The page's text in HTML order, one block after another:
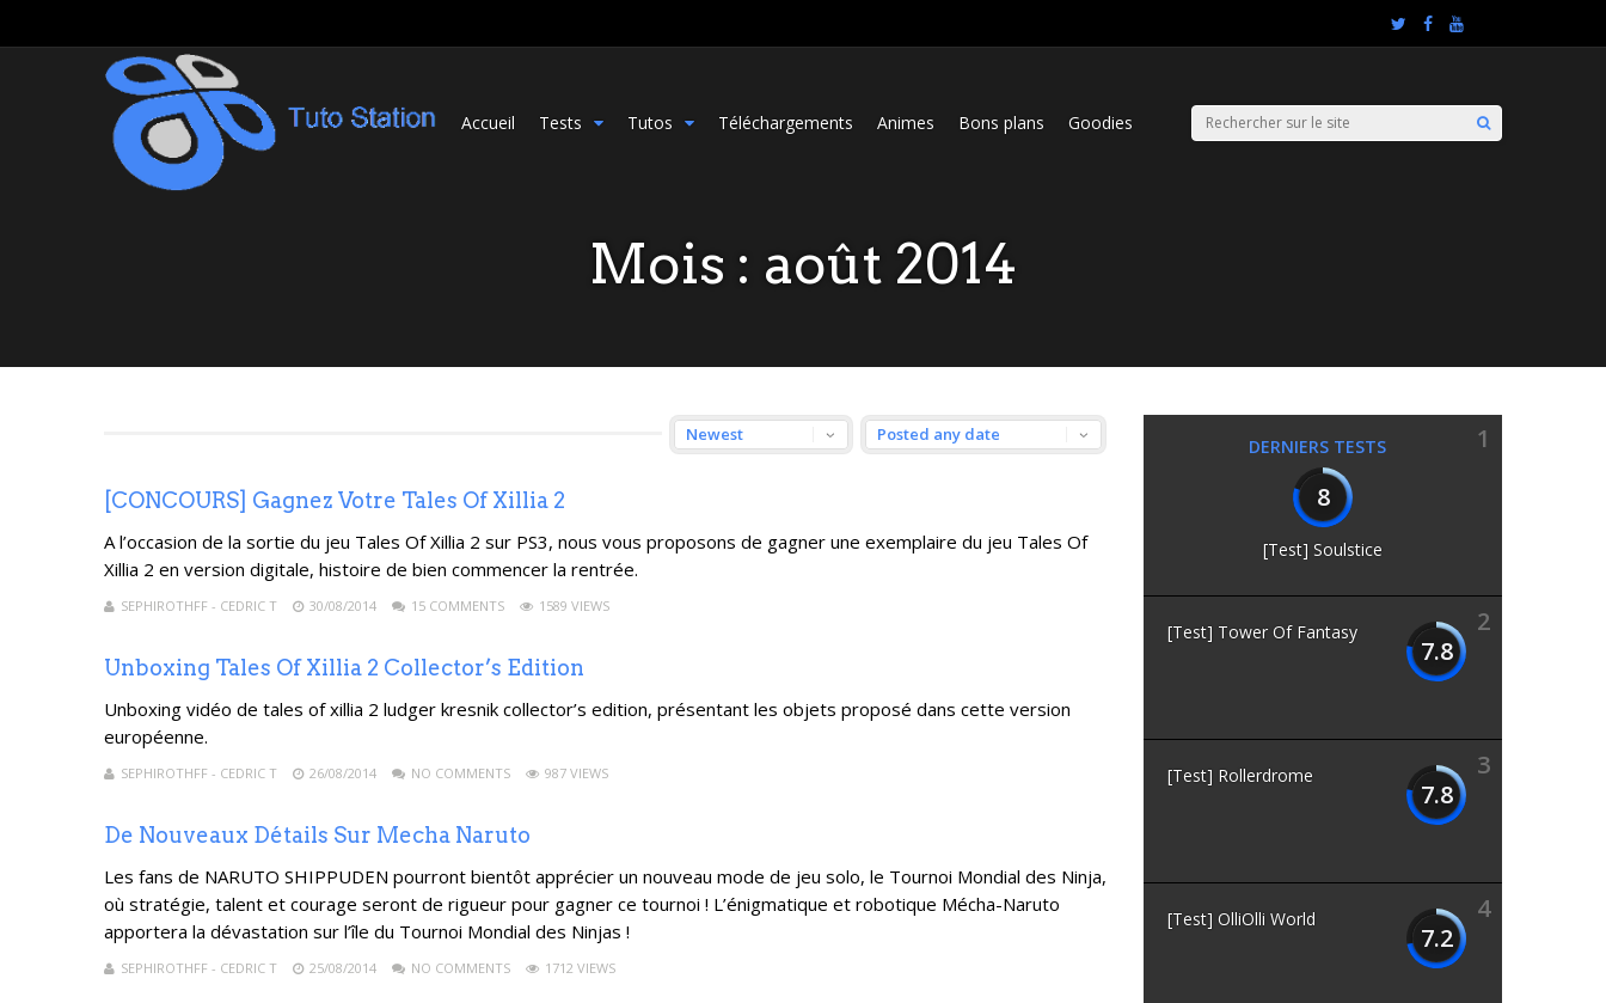
Accueil Tests Tutos Téléchargements Animes Bons plans Goodies
Mois : août 2014
[CONCOURS] Gagnez Votre Tales Of Xillia 2
A l’occasion de la sortie du jeu Tales Of Xillia 2 sur PS3, nous vous proposons de gagner une exemplaire du jeu Tales Of
Xillia 2 en version digitale, histoire de bien commencer la rentrée.
SEPHIROTHFF - CEDRIC T 30/08/2014 15 COMMENTS 1589 VIEWS
Unboxing Tales Of Xillia 2 Collector’s Edition
Unboxing vidéo de tales of xillia 2 ludger kresnik collector’s edition, présentant les objets proposé dans cette version
européenne.
SEPHIROTHFF - CEDRIC T 26/08/2014 NO COMMENTS 987 VIEWS
De Nouveaux Détails Sur Mecha Naruto
Les fans de NARUTO SHIPPUDEN pourront bientôt apprécier un nouveau mode de jeu solo, le Tournoi Mondial des Ninja,
où stratégie, talent et courage seront de rigueur pour gagner ce tournoi ! L’énigmatique et robotique Mécha-Naruto
apportera la dévastation sur l’île du Tournoi Mondial des Ninjas !
SEPHIROTHFF - CEDRIC T 25/08/2014 NO COMMENTS 1712 VIEWS
DERNIERS TESTS
1
8
[Test] Soulstice
2
7.8
[Test] Tower Of Fantasy
3
7.8
[Test] Rollerdrome
4
7.2
[Test] OlliOlli World